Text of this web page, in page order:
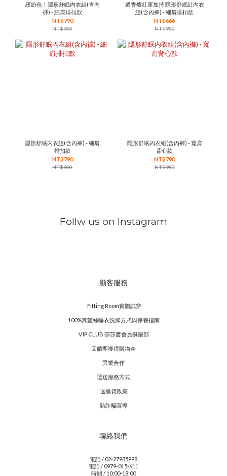
繽紛色！隱形舒眠內衣組(含內
褲) - 細肩排扣款
NT$790
NT$980
過香爐紅運加持 隱形舒眠紅內衣
組(含內褲) - 細肩排扣款
NT$666
NT$980
隱形舒眠內衣組(含內褲) - 細肩
排扣款
NT$790
NT$980
隱形舒眠內衣組(含內褲) - 寬肩
背心款
NT$790
NT$980
Follw us on Instagram
顧客服務
Fitting Room實體試穿
100%真蠶絲睡衣洗滌方式與保養指南
VIP CLUB 莎莎醬會員俱樂部
回饋即獲得購物金
異業合作
運送服務方式
退換貨政策
防詐騙宣導
聯絡我們
電話 / 02-27985998
電話 / 0979-015-611
時間 / 10:00-18:00